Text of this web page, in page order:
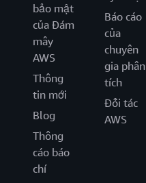
bảo mật
của Đám
mây
AWS
Thông
tin mới
Blog
Thông
cáo báo
chí
Báo cáo
của
chuyên
gia phân
tích
Đối tác
AWS